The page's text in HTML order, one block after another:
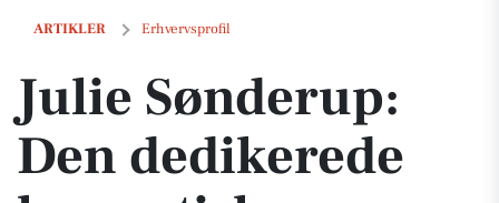
ARTIKLER Erhvervsprofil
Julie Sønderup: Den dedikerede kosmetiske sygeplejerske i Cosmo
Julie Sønderup:
Den dedikerede